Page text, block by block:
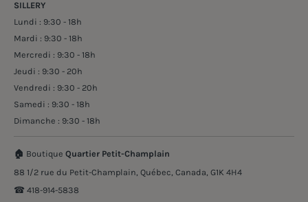
SILLERY
Lundi : 9:30 - 18h
Mardi : 9:30 - 18h
Mercredi : 9:30 - 18h
Jeudi : 9:30 - 20h
Vendredi : 9:30 - 20h
Samedi : 9:30 - 18h
Dimanche : 9:30 - 18h
🏠 Boutique Quartier Petit-Champlain
88 1/2 rue du Petit-Champlain, Québec, Canada, G1K 4H4
☎︎ 418-914-5838